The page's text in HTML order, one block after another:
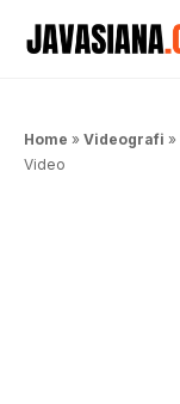
Home » Videografi »
Video